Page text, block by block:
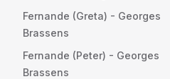
Fernande (Greta) - Georges
Brassens
Fernande (Peter) - Georges
Brassens